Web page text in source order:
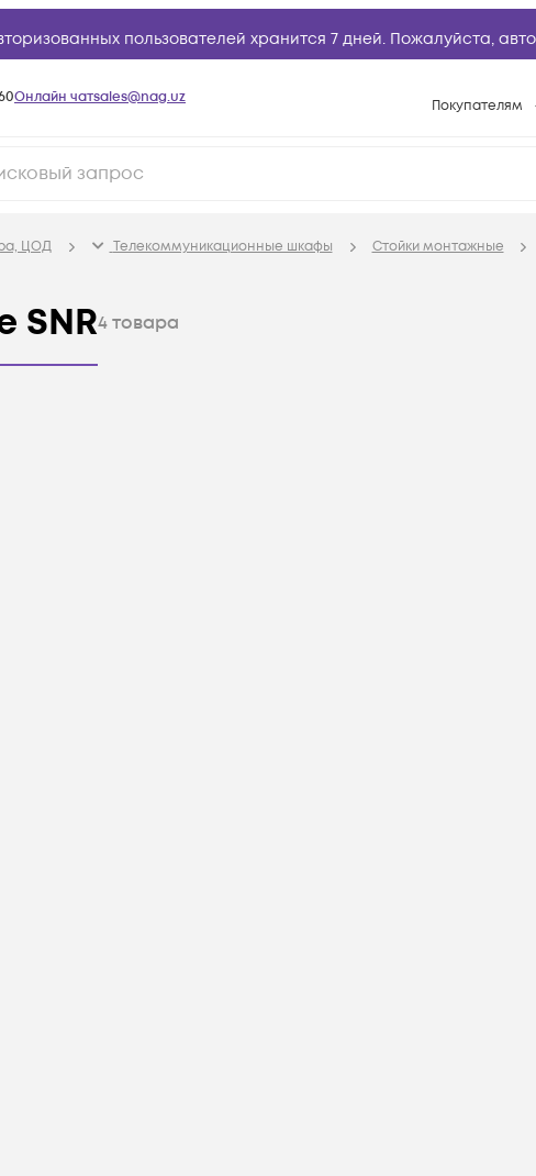
пользователей хранится 7 дней. Пожалуйста,
Онлайн чатsales@nag.uz Покупателям
Вопросы и
ЦОД Телекоммуникационные шкафы Стойки монтажные
SNR4товара